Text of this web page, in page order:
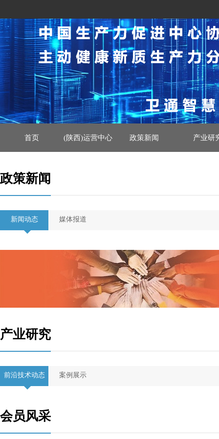
首页 (陕西)运营中心 政策新闻 产业研
政策新闻
新闻动态 媒体报道
产业研究
前沿技术动态 案例展示
会员风采